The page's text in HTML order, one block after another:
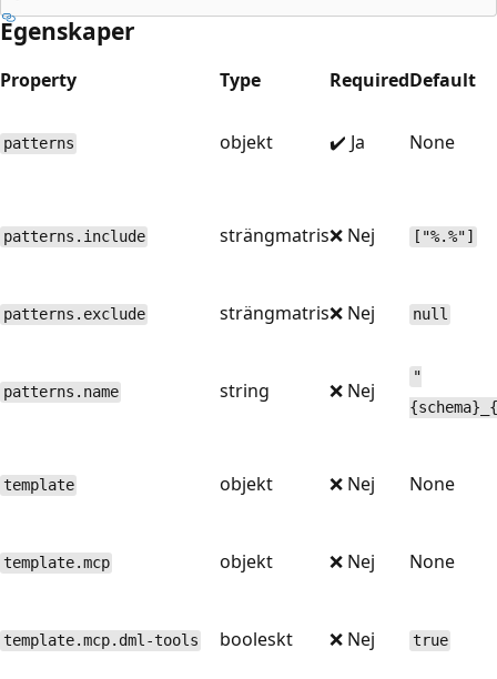
Egenskaper
Property Type RequiredDefault
patterns objekt ✔️ Ja None
patterns.include strängmatris❌ Nej ["%.%"]
patterns.exclude strängmatris❌ Nej null
patterns.name string ❌ Nej
"
template objekt ❌ Nej None
template.mcp objekt ❌ Nej None
template.mcp.dml-tools booleskt ❌ Nej true